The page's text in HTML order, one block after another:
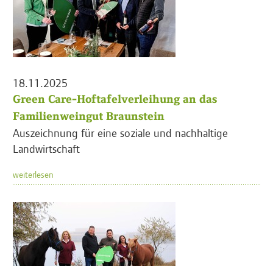
18.11.2025
Green Care-Hoftafelverleihung an das
Familienweingut Braunstein
Auszeichnung für eine soziale und nachhaltige
Landwirtschaft
weiterlesen